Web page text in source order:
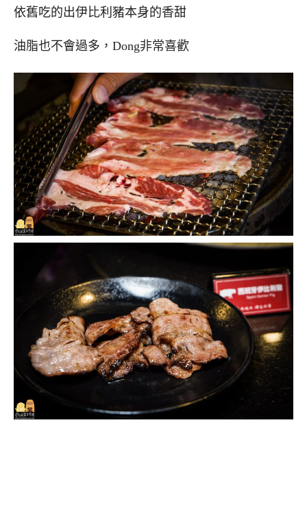
依舊吃的出伊比利豬本身的香甜
油脂也不會過多，Dong非常喜歡